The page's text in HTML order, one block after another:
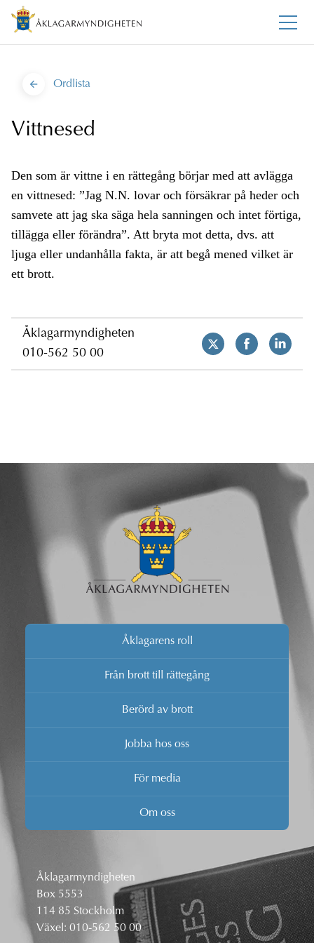
Ordlista
Vittnesed
Den som är vittne i en rättegång börjar med att avlägga
en vittnesed: ”Jag N.N. lovar och försäkrar på heder och
samvete att jag ska säga hela sanningen och intet förtiga,
tillägga eller förändra”. Att bryta mot detta, dvs. att
ljuga eller undanhålla fakta, är att begå mened vilket är
ett brott.
Åklagarmyndigheten
010-562 50 00
Åklagarens roll
Från brott till rättegång
Berörd av brott
Jobba hos oss
För media
Om oss
Åklagarmyndigheten
Box 5553
114 85 Stockholm
Växel: 010-562 50 00